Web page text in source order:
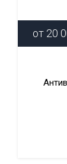
от 20